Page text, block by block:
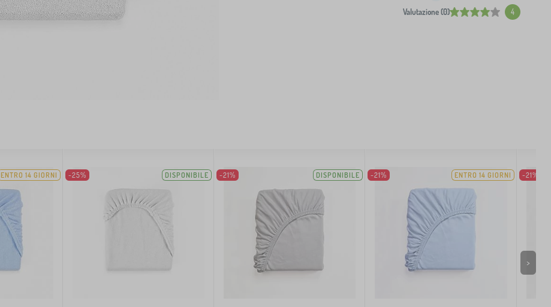
Valutazione (0) 4
ENTRO 14 GIORNI -25% DISPONIBILE -21% DISPONIBILE -21% ENTRO 14 GIORNI -21%
>